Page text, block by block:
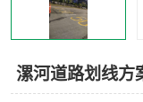
漯河道路划线方